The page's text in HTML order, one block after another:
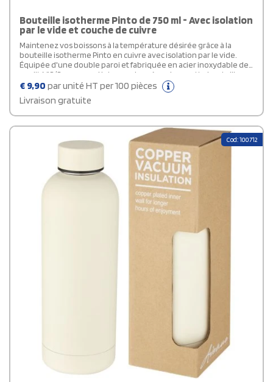
Bouteille isotherme Pinto de 750 ml - Avec isolation
par le vide et couche de cuivre
Maintenez vos boissons à la température désirée grâce à la
bouteille isotherme Pinto en cuivre avec isolation par le vide.
Équipée d'une double paroi et fabriquée en acier inoxydable de
qualité 18/8 avec paroi interne plaquée cuivre, cette bouteille
personnalisable garantit que votre boisson reste à la
température idéale selon vos préférences. Elle gardera en effet
vos boissons chaudes pendant 12 heures ou froides pendant 48
heures. Son extérieur est revêtu de poudre pour une meilleure
€ 9,90 par unité HT per 100 pièces
Livraison gratuite
Cod: 100712